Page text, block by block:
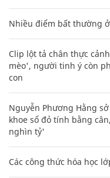
Nhiều điểm bất thường
Clip lột tả chân thực
mèo', người tinh ý còn
con
Nguyễn Phương Hằng
khoe sổ đỏ tính bằng
nghìn tỷ'
Các công thức hóa học